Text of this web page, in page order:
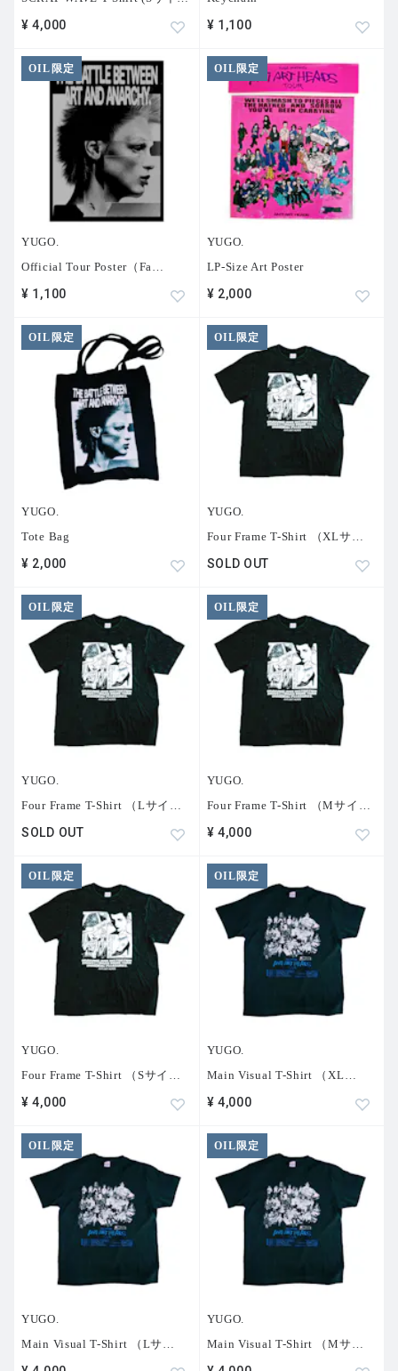
¥ 4,000 ¥ 1,100
OIL限定
YUGO.
Official Tour Poster（Fa…
¥ 1,100
OIL限定
YUGO.
LP-Size Art Poster
¥ 2,000
OIL限定
YUGO.
Tote Bag
¥ 2,000
OIL限定
YUGO.
Four Frame T-Shirt （XLサ
SOLD OUT
OIL限定
YUGO.
Four Frame T-Shirt （Lサイ …
SOLD OUT
OIL限定
YUGO.
Four Frame T-Shirt （Mサイ …
¥ 4,000
OIL限定
YUGO.
Four Frame T-Shirt （Sサイ
¥ 4,000
OIL限定
YUGO.
Main Visual T-Shirt （XL
¥ 4,000
OIL限定
YUGO.
Main Visual T-Shirt （Lサ …
OIL限定
YUGO.
Main Visual T-Shirt （Mサ …